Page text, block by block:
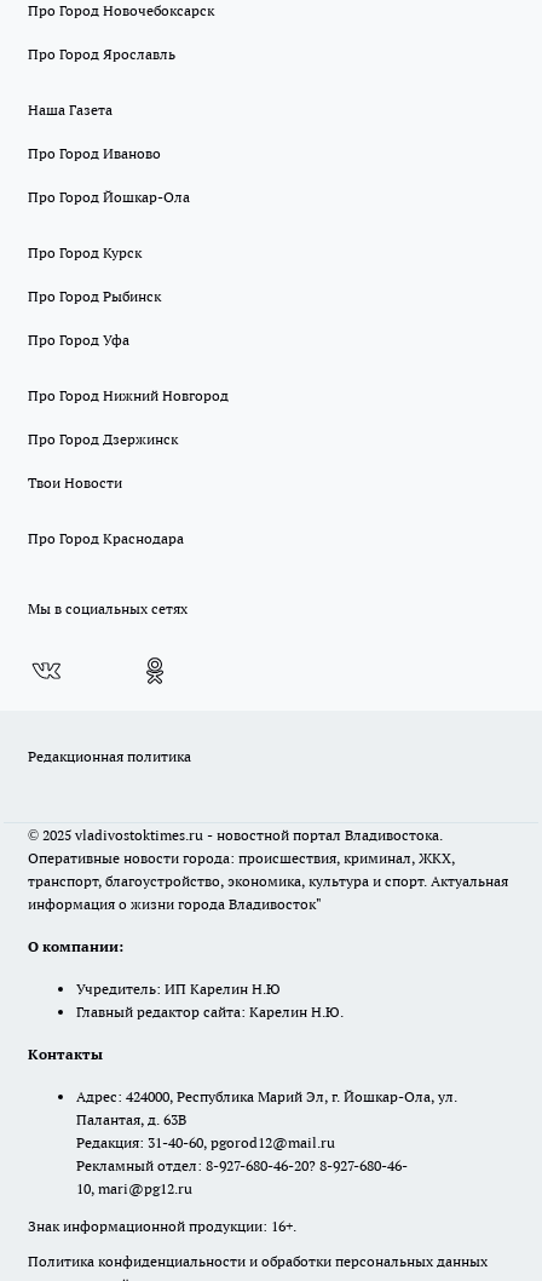
Про Город Новочебоксарск
Про Город Ярославль
Наша Газета
Про Город Иваново
Про Город Йошкар-Ола
Про Город Курск
Про Город Рыбинск
Про Город Уфа
Про Город Нижний Новгород
Про Город Дзержинск
Твои Новости
Про Город Краснодара
Мы в социальных сетях
Редакционная политика
© 2025 vladivostoktimes.ru - новостной портал Владивостока.
Оперативные новости города: происшествия, криминал, ЖКХ,
транспорт, благоустройство, экономика, культура и спорт. Актуальная
информация о жизни города Владивосток"
О компании:
Учредитель: ИП Карелин Н.Ю
Главный редактор сайта: Карелин Н.Ю.
Контакты
Адрес: 424000, Республика Марий Эл, г. Йошкар-Ола, ул.
Палантая, д. 63В
Редакция: 31-40-60, pgorod12@mail.ru
Рекламный отдел: 8-927-680-46-20? 8-927-680-46-
10, mari@pg12.ru
Знак информационной продукции: 16+.
Политика конфиденциальности и обработки персональных данных